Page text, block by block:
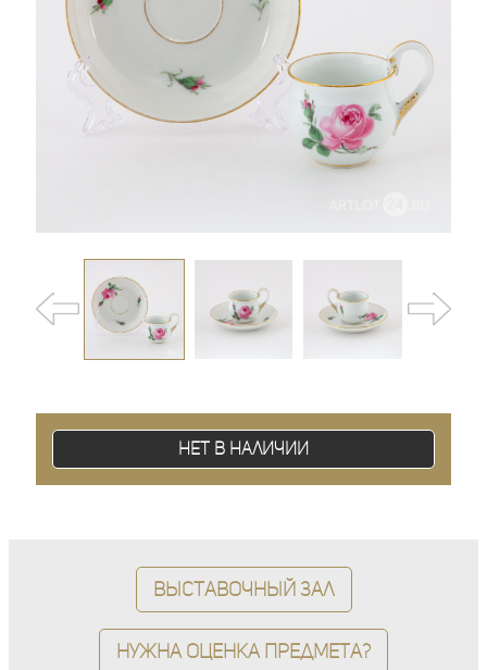
Нет в наличии
Выставочный зал
Нужна оценка предмета?